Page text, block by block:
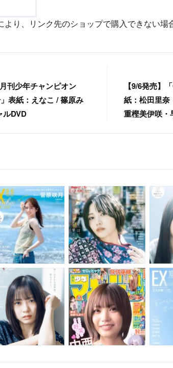
り、リンク先のショップで購入できない場
刊少年チャンピオン
表紙：えなこ / 篠原み
ルDVD
【9/6発売】
紙：松田里奈
重樫美伊咲・